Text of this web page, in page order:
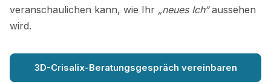
veranschaulichen kann, wie Ihr „neues Ich“aussehen
wird.
3D-Crisalix-Beratungsgespräch vereinbaren